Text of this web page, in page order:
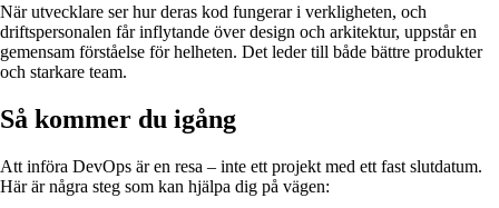
När utvecklare ser hur deras kod fungerar i verkligheten, och
driftspersonalen får inflytande över design och arkitektur, uppstår en
gemensam förståelse för helheten. Det leder till både bättre produkter
och starkare team.
Så kommer du igång
Att införa DevOps är en resa – inte ett projekt med ett fast slutdatum.
Här är några steg som kan hjälpa dig på vägen: